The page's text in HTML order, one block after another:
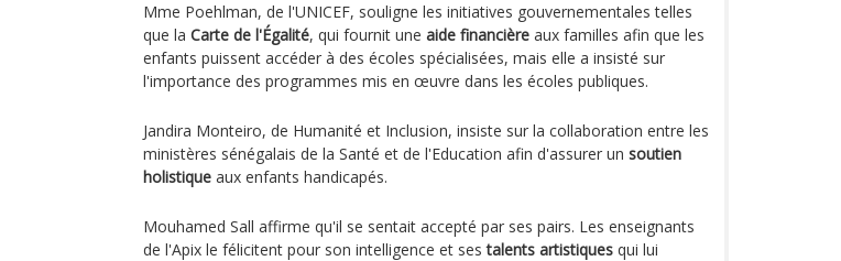
Mme Poehlman, de l'UNICEF, souligne les initiatives gouvernementales telles
que la Carte de l'Égalité, qui fournit une aide financière aux familles afin que les
enfants puissent accéder à des écoles spécialisées, mais elle a insisté sur
l'importance des programmes mis en œuvre dans les écoles publiques.
Jandira Monteiro, de Humanité et Inclusion, insiste sur la collaboration entre les
ministères sénégalais de la Santé et de l'Education afin d'assurer un soutien
holistique aux enfants handicapés.
Mouhamed Sall affirme qu'il se sentait accepté par ses pairs. Les enseignants
de l'Apix le félicitent pour son intelligence et sestalents artistiques qui lui